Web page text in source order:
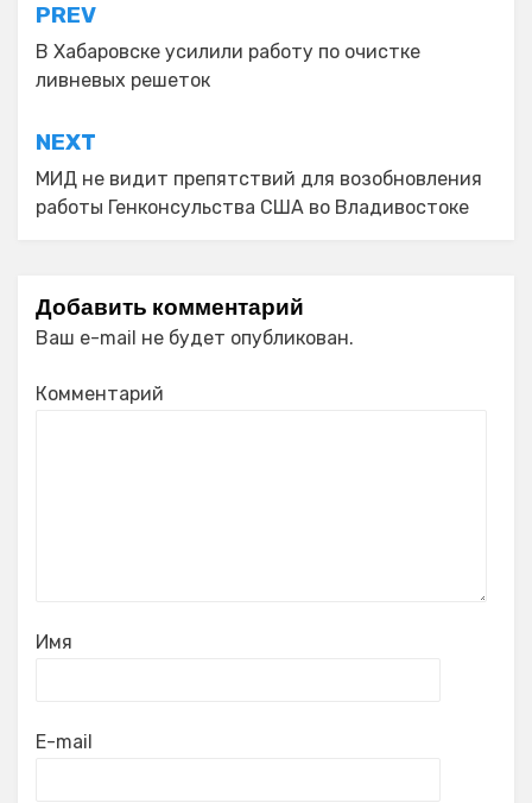
Навигация
по
записям
PREV
В Хабаровске усилили работу по очистке
ливневых решеток
NEXT
МИД не видит препятствий для возобновления
работы Генконсульства США во Владивостоке
Добавить комментарий
Ваш e-mail не будет опубликован.
Комментарий
Имя
E-mail